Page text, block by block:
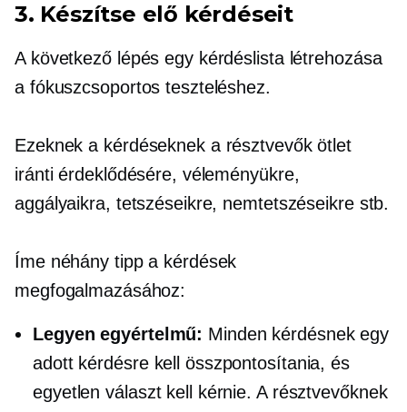
3. Készítse elő kérdéseit
A következő lépés egy kérdéslista létrehozása
a fókuszcsoportos teszteléshez.
Ezeknek a kérdéseknek a résztvevők ötlet
iránti érdeklődésére, véleményükre,
aggályaikra, tetszéseikre, nemtetszéseikre stb.
Íme néhány tipp a kérdések
megfogalmazásához:
Legyen egyértelmű: Minden kérdésnek egy
adott kérdésre kell összpontosítania, és
egyetlen választ kell kérnie. A résztvevőknek